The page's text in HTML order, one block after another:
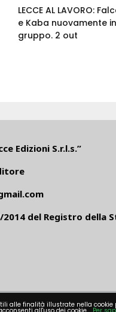
LECCE AL LAVORO:
e Kaba nuovamente in
gruppo. 2 out
Edizioni S.r.l.s.”
del Registro della
finalità illustrate nella